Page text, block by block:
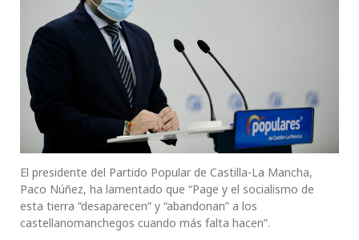
El presidente del Partido Popular de Castilla-La Mancha,
Paco Núñez, ha lamentado que “Page y el socialismo de
esta tierra “desaparecen” y “abandonan” a los
castellanomanchegos cuando más falta hacen”.